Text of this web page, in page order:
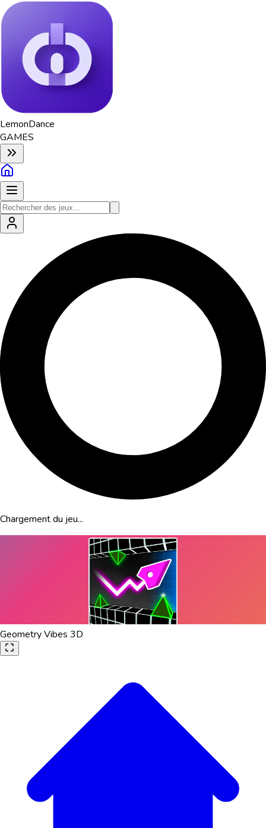
LemonDance
GAMES
Chargement du jeu...
Geometry Vibes 3D